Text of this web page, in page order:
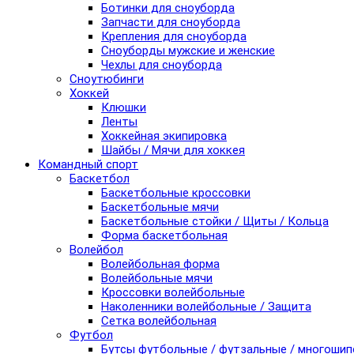
Ботинки для сноуборда
Запчасти для сноуборда
Крепления для сноуборда
Сноуборды мужские и женские
Чехлы для сноуборда
Сноутюбинги
Хоккей
Клюшки
Ленты
Хоккейная экипировка
Шайбы / Мячи для хоккея
Командный спорт
Баскетбол
Баскетбольные кроссовки
Баскетбольные мячи
Баскетбольные стойки / Щиты / Кольца
Форма баскетбольная
Волейбол
Волейбольная форма
Волейбольные мячи
Кроссовки волейбольные
Наколенники волейбольные / Защита
Сетка волейбольная
Футбол
Бутсы футбольные / футзальные /